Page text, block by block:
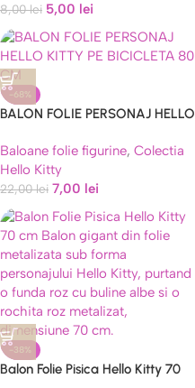
8,00lei 5,00 lei
-68%
BALON FOLIE PERSONAJ HELLO
Baloane folie figurine, Colectia
Hello Kitty
22,00lei 7,00 lei
-38%
Balon Folie Pisica Hello Kitty 70